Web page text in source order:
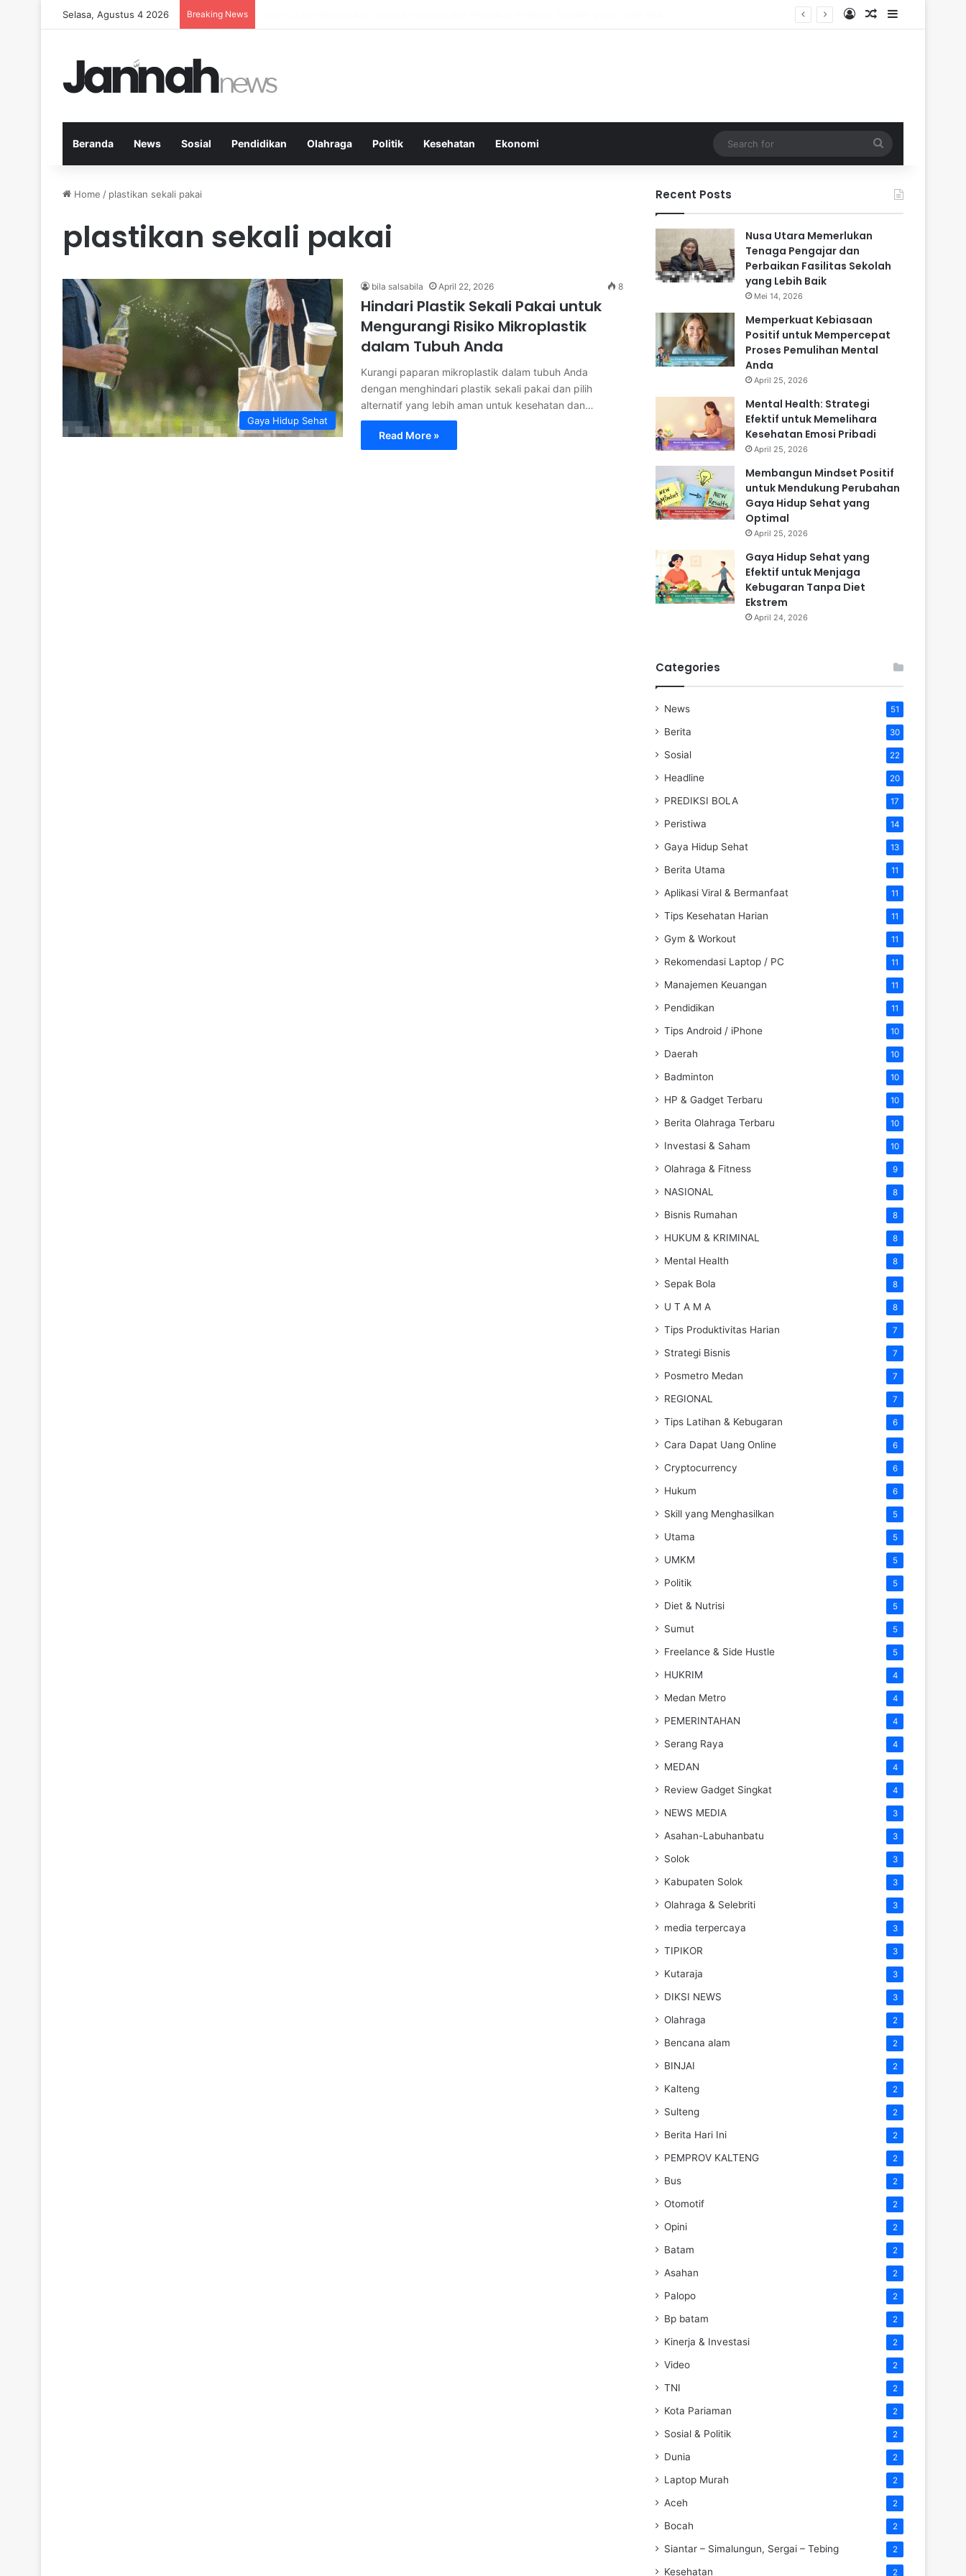
Selasa, Agustus 4 2026 Breaking News Log InRandom Article
Sidebar
Beranda News Sosial Pendidikan Olahraga Politik Kesehatan Ekonomi
for
Home / plastikan sekali pakai
plastikan sekali pakai
Gaya Hidup Sehat
bila salsabila April 22, 2026 8
Hindari Plastik Sekali Pakai untuk
Mengurangi Risiko Mikroplastik
dalam Tubuh Anda
Kurangi paparan mikroplastik dalam tubuh Anda
dengan menghindari plastik sekali pakai dan pilih
alternatif yang lebih aman untuk kesehatan dan…
Read More »
Recent Posts
Nusa Utara Memerlukan
Tenaga Pengajar dan
Perbaikan Fasilitas Sekolah
yang Lebih Baik
Mei 14, 2026
Memperkuat Kebiasaan
Positif untuk Mempercepat
Proses Pemulihan Mental
Anda
April 25, 2026
Mental Health: Strategi
Efektif untuk Memelihara
Kesehatan Emosi Pribadi
April 25, 2026
Membangun Mindset Positif
untuk Mendukung Perubahan
Gaya Hidup Sehat yang
Optimal
April 25, 2026
Gaya Hidup Sehat yang
Efektif untuk Menjaga
Kebugaran Tanpa Diet
Ekstrem
April 24, 2026
Categories
News 51
Berita 30
Sosial 22
Headline 20
PREDIKSI BOLA 17
Peristiwa 14
Gaya Hidup Sehat 13
Berita Utama 11
Aplikasi Viral & Bermanfaat 11
Tips Kesehatan Harian 11
Gym & Workout 11
Rekomendasi Laptop / PC 11
Manajemen Keuangan 11
Pendidikan 11
Tips Android / iPhone 10
Daerah 10
Badminton 10
HP & Gadget Terbaru 10
Berita Olahraga Terbaru 10
Investasi & Saham 10
Olahraga & Fitness 9
NASIONAL 8
Bisnis Rumahan 8
HUKUM & KRIMINAL 8
Mental Health 8
Sepak Bola 8
U T A M A 8
Tips Produktivitas Harian 7
Strategi Bisnis 7
Posmetro Medan 7
REGIONAL 7
Tips Latihan & Kebugaran 6
Cara Dapat Uang Online 6
Cryptocurrency 6
Hukum 6
Skill yang Menghasilkan 5
Utama 5
UMKM 5
Politik 5
Diet & Nutrisi 5
Sumut 5
Freelance & Side Hustle 5
HUKRIM 4
Medan Metro 4
PEMERINTAHAN 4
Serang Raya 4
MEDAN 4
Review Gadget Singkat 4
NEWS MEDIA 3
Asahan-Labuhanbatu 3
Solok 3
Kabupaten Solok 3
Olahraga & Selebriti 3
media terpercaya 3
TIPIKOR 3
Kutaraja 3
DIKSI NEWS 3
Olahraga 2
Bencana alam 2
BINJAI 2
Kalteng 2
Sulteng 2
Berita Hari Ini 2
PEMPROV KALTENG 2
Bus 2
Otomotif 2
Opini 2
Batam 2
Asahan 2
Palopo 2
Bp batam 2
Kinerja & Investasi 2
Video 2
TNI 2
Kota Pariaman 2
Sosial & Politik 2
Dunia 2
Laptop Murah 2
Aceh 2
Bocah 2
Siantar – Simalungun, Sergai – Tebing 2
Kesehatan 2